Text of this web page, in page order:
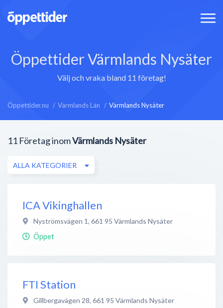
Öppettider Värmlands Nysäter
Välj och vraka bland 11 företag!
Öppettider.nu Värmlands Län Värmlands Nysäter
11 Företag inomVärmlands Nysäter
ALLA KATEGORIER
ICA Vikinghallen
Nyströmsvägen 1, 661 95 Värmlands Nysäter
Öppet
FTI Station
Gillbergavägen 28, 661 95 Värmlands Nysäter